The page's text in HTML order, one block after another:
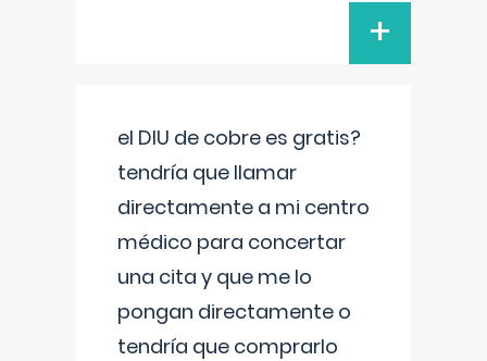
+
el DIU de cobre es gratis?
tendría que llamar
directamente a mi centro
médico para concertar
una cita y que me lo
pongan directamente o
tendría que comprarlo